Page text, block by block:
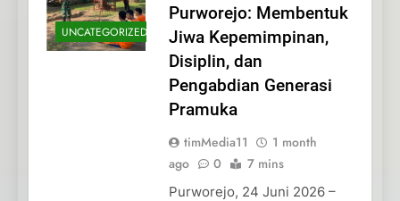
UNCATEGORIZED
Purworejo: Membentuk
Jiwa Kepemimpinan,
Disiplin, dan
Pengabdian Generasi
Pramuka
timMedia11
1 month
ago
0 7 mins
Purworejo, 24 Juni 2026 –